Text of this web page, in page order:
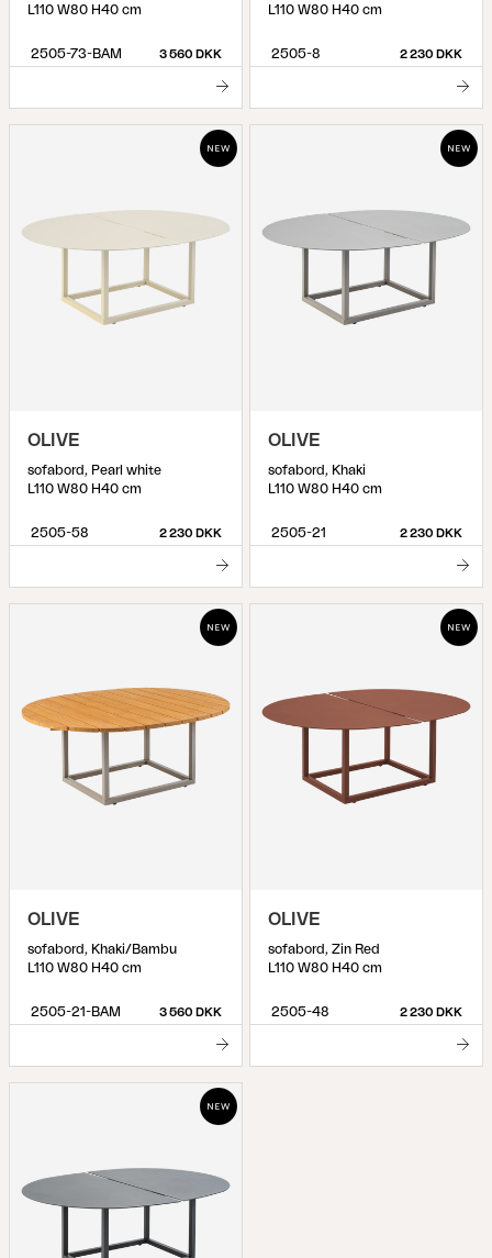
L110 W80 H40 cm
2505-73-BAM 3 560 DKK
L110 W80 H40 cm
2505-8 2 230 DKK
OLIVE
sofabord, Pearl white
L110 W80 H40 cm
2505-58 2 230 DKK
OLIVE
sofabord, Khaki
L110 W80 H40 cm
2505-21 2 230 DKK
OLIVE
sofabord, Khaki/Bambu
L110 W80 H40 cm
2505-21-BAM 3 560 DKK
OLIVE
sofabord, Zin Red
L110 W80 H40 cm
2505-48 2 230 DKK